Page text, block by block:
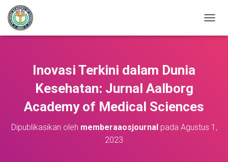
O
Inovasi Terkini dalam Dunia
Kesehatan: Jurnal Aalborg
Academy of Medical Sciences
Dipublikasikan oleh memberaaosjournalpada Agustus 1,
2023